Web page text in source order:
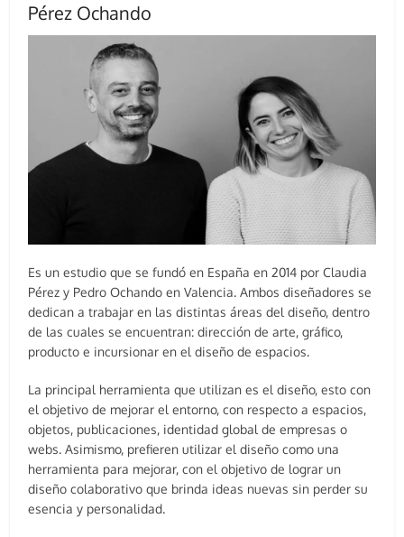
Pérez Ochando
Es un estudio que se fundó en España en 2014 por Claudia
Pérez y Pedro Ochando en Valencia. Ambos diseñadores se
dedican a trabajar en las distintas áreas del diseño, dentro
de las cuales se encuentran: dirección de arte, gráfico,
producto e incursionar en el diseño de espacios.
La principal herramienta que utilizan es el diseño, esto con
el objetivo de mejorar el entorno, con respecto a espacios,
objetos, publicaciones, identidad global de empresas o
webs. Asimismo, prefieren utilizar el diseño como una
herramienta para mejorar, con el objetivo de lograr un
diseño colaborativo que brinda ideas nuevas sin perder su
esencia y personalidad.